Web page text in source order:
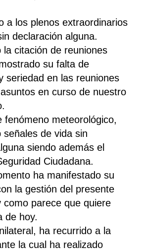
a los plenos extraordinarios
declaración alguna.
la citación de reuniones
su falta de
seriedad en las reuniones
en curso de nuestro
fenómeno meteorológico,
señales de vida sin
siendo además el
Ciudadana.
ha manifestado su
la gestión del presente
como parece que quiere
de hoy.
ha recurrido a la
la cual ha realizado